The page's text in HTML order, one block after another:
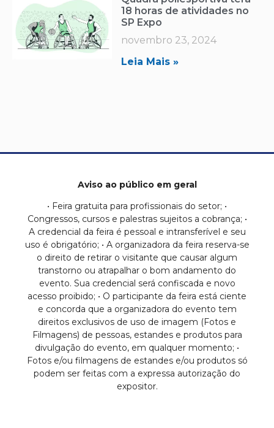
18 horas de atividades no
SP Expo
novembro 23, 2024
Leia Mais »
Aviso ao público em geral
• Feira gratuita para profissionais do setor; •
Congressos, cursos e palestras sujeitos a cobrança; •
A credencial da feira é pessoal e intransferível e seu
uso é obrigatório; • A organizadora da feira reserva-se
o direito de retirar o visitante que causar algum
transtorno ou atrapalhar o bom andamento do
evento. Sua credencial será confiscada e novo
acesso proibido; • O participante da feira está ciente
e concorda que a organizadora do evento tem
direitos exclusivos de uso de imagem (Fotos e
Filmagens) de pessoas, estandes e produtos para
divulgação do evento, em qualquer momento; •
Fotos e/ou filmagens de estandes e/ou produtos só
podem ser feitas com a expressa autorização do
expositor.